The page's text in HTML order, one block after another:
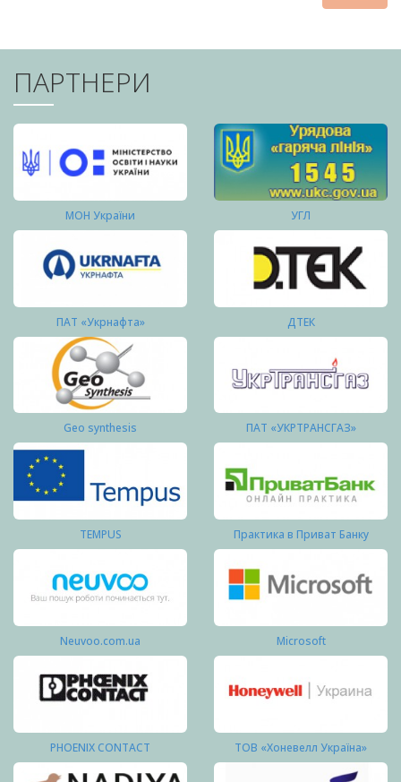
ПАРТНЕРИ
МОН України УГЛ
ПАТ «Укрнафта» ДТЕК
Geo synthesis ПАТ «УКРТРАНСГАЗ»
TEMPUS Практика в Приват Банку
Neuvoo.com.ua Microsoft
PHOENIX CONTACT ТОВ «Хоневелл Україна»